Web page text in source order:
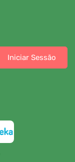
Iniciar Sessão